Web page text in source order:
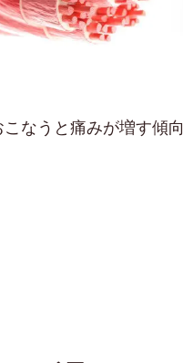
なうと痛みが増す傾向